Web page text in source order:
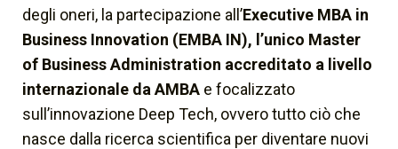
degli oneri, la partecipazione all’Executive MBA in
Business Innovation (EMBA IN), l’unico Master
of Business Administration accreditato a livello
internazionale da AMBA e focalizzato
sull’innovazione Deep Tech, ovvero tutto ciò che
nasce dalla ricerca scientifica per diventare nuovi